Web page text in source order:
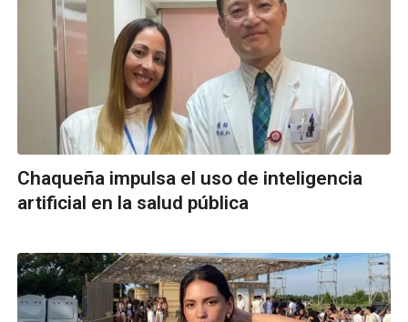
Chaqueña impulsa el uso de inteligencia
artificial en la salud pública